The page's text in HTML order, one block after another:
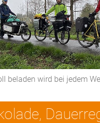
beladen wird bei jedem